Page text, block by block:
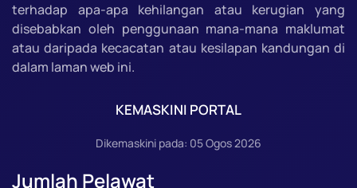
terhadap apa-apa kehilangan atau kerugian yang
disebabkan oleh penggunaan mana-mana maklumat
atau daripada kecacatan atau kesilapan kandungan di
dalam laman web ini.
KEMASKINI PORTAL
Dikemaskini pada: 05 Ogos 2026
Jumlah Pelawat